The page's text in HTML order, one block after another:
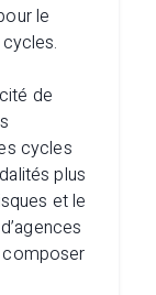
le
de
cycles
plus
et le
composer